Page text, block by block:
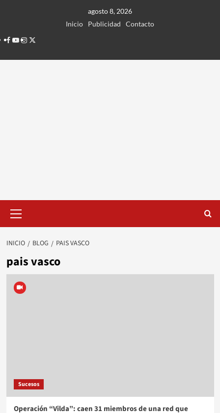
agosto 8, 2026
Inicio
Publicidad
Contacto
Facebook
Youtube
Instagram
Twitter
principal
INICIO BLOG PAIS VASCO
pais vasco
Sucesos
Operación “Vilda”: caen 31 miembros de una red que